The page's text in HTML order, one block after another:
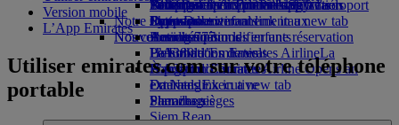
Parking à l'aéroportParking à l'aéroport
Opens an external link in a new tab
Boissons
Notre flotte
Boeing 777
L’A380 d’Emirates
L’A350 d’Emirates
Emirates Executive
Plan des sièges
Divertissements pour les enfants
Jouets pour enfants
Activités pour les enfants
Politique environnementale
Rapports environnementaux
Nos communautés
La Fondation Emirates AirlineLa
Fondation Emirates Airline Opens an
external link in a new tab
Parrainages
Nice-Dubai
Lyon-Dubai
Nouvelles destinations
Helsinki
Hangzhou
Da Nang
Shenzhen
Siem Reap
Se connecter à Emirates Skywards
Skywards+
Téléphone portable et l'application
Emirates
Annuler ou modifier une réservation
Perturbations de vols
À propos d’Emirates
Version mobile
L’App Emirates
Utiliser emirates.com sur votre téléphone
portable